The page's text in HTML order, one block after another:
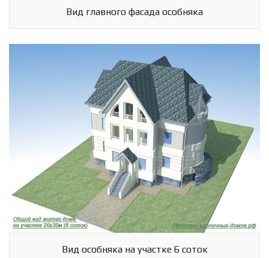
Вид главного фасада особняка
Вид особняка на участке 6 соток